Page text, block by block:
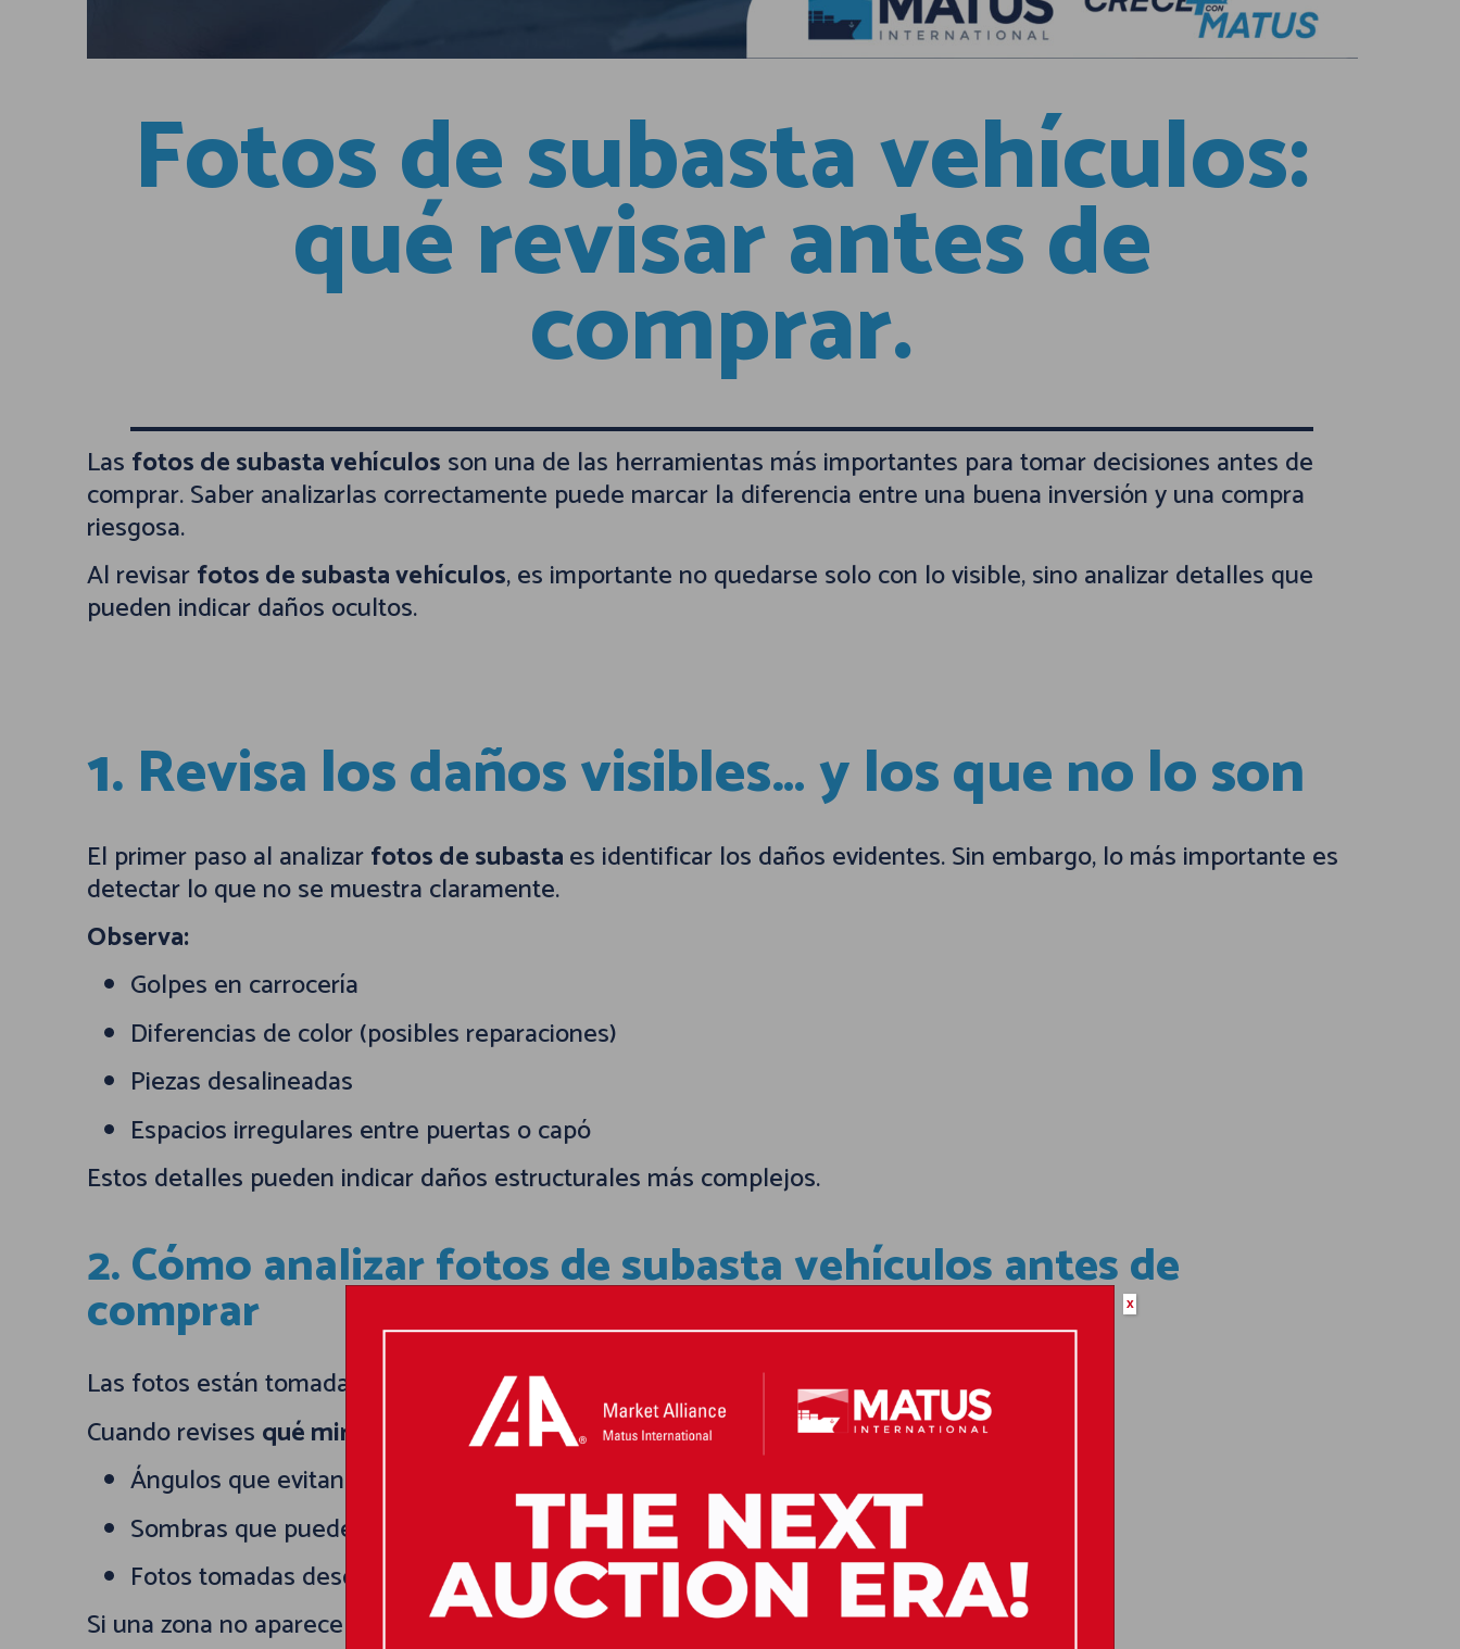
Fotos de subasta vehículos:
qué revisar antes de
comprar.
Las fotos de subasta vehículos son una de las herramientas más importantes para tomar decisiones antes de
comprar. Saber analizarlas correctamente puede marcar la diferencia entre una buena inversión y una compra
riesgosa.
Al revisarfotos de subasta vehículos, es importante no quedarse solo con lo visible, sino analizar detalles que
pueden indicar daños ocultos.
1. Revisa los daños visibles… y los que no lo son
El primer paso al analizarfotos de subastaes identificar los daños evidentes. Sin embargo, lo más importante es
detectar lo que no se muestra claramente.
Observa:
Golpes en carrocería
Diferencias de color (posibles reparaciones)
Piezas desalineadas
Espacios irregulares entre puertas o capó
Estos detalles pueden indicar daños estructurales más complejos.
2. Cómo analizar fotos de subasta vehículos antes de
comprar
Las fotos están tomadas estratégicamente, por lo que es importante observar los ángulos.
Cuando revises qué mirar en fotos de autos en subasta, presta atención a:
Ángulos que evitan mostrar ciertas zonas
Sombras que pueden ocultar daños
Fotos tomadas desde lejos en lugar de cerca
Si una zona no aparece claramente, puede ser una señal de alerta.
x